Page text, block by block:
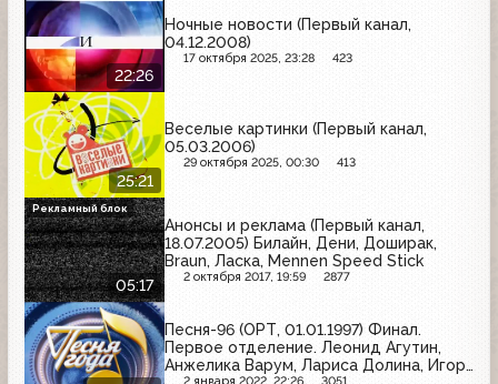
22:26
Ночные новости (Первый канал,
04.12.2008)
17 октября 2025, 23:28 423
25:21
Веселые картинки (Первый канал,
05.03.2006)
29 октября 2025, 00:30 413
05:17
Анонсы и реклама (Первый канал,
18.07.2005) Билайн, Дени, Доширак,
Braun, Ласка, Mennen Speed Stick
2 октября 2017, 19:59 2877
Рекламный блок
Песня-96 (ОРТ, 01.01.1997) Финал.
Первое отделение. Леонид Агутин,
Анжелика Варум, Лариса Долина, Игорь